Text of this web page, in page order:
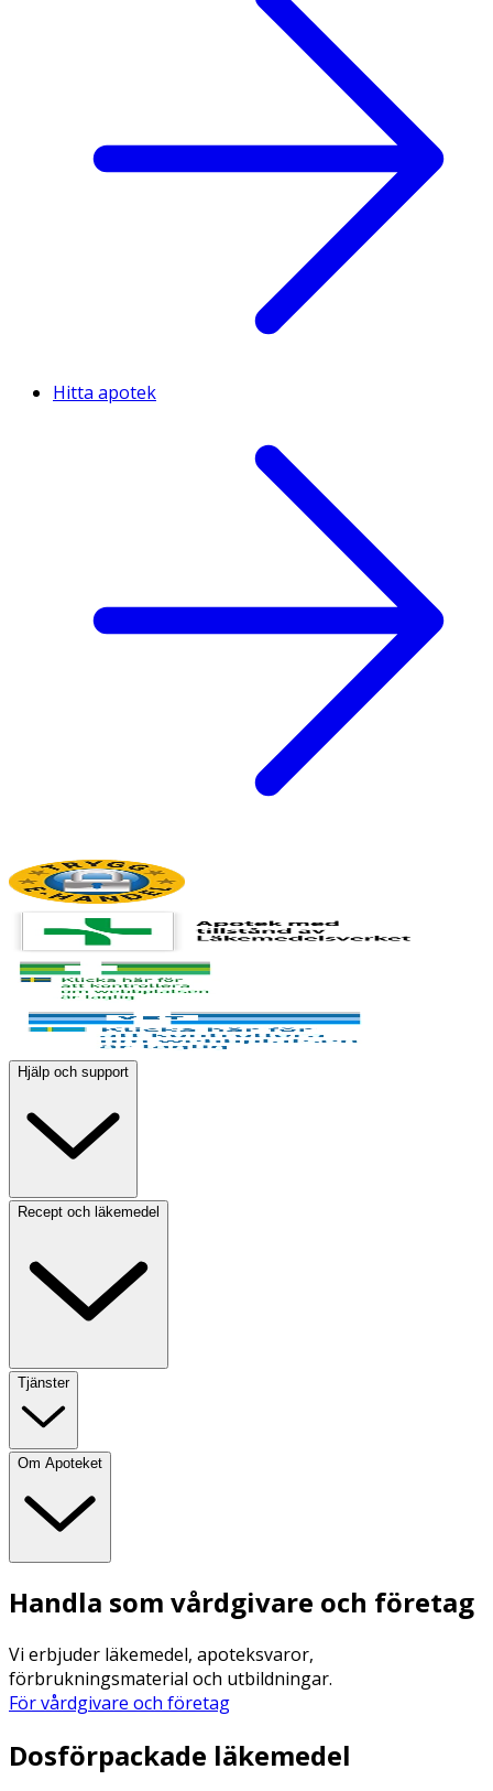
Hitta apotek
Hjälp och support
Recept och läkemedel
Tjänster
Om Apoteket
Handla som vårdgivare och företag
Vi erbjuder läkemedel, apoteksvaror,
förbrukningsmaterial och utbildningar.
För vårdgivare och företag
Dosförpackade läkemedel